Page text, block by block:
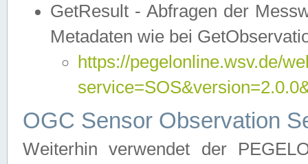
GetResult - Abfragen der
Metadaten wie bei
https://pegelonline.wsv.de/
OGC Sensor Observation
Weiterhin verwendet der